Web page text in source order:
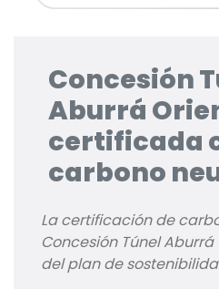
Concesión
Aburrá
certificada
carbono
La certificación de
Concesión Túnel
del plan de